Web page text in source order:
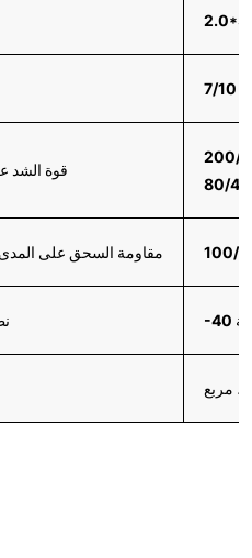
7/10
قوة الشد
مقاومة السحق على المدى 100/
مربع